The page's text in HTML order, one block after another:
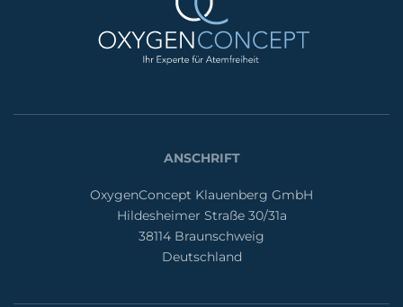
ANSCHRIFT
OxygenConcept Klauenberg GmbH
Hildesheimer Straße 30/31a
38114 Braunschweig
Deutschland